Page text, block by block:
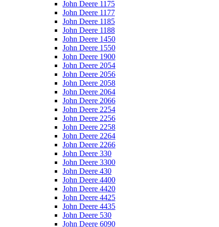
John Deere 1175
John Deere 1177
John Deere 1185
John Deere 1188
John Deere 1450
John Deere 1550
John Deere 1900
John Deere 2054
John Deere 2056
John Deere 2058
John Deere 2064
John Deere 2066
John Deere 2254
John Deere 2256
John Deere 2258
John Deere 2264
John Deere 2266
John Deere 330
John Deere 3300
John Deere 430
John Deere 4400
John Deere 4420
John Deere 4425
John Deere 4435
John Deere 530
John Deere 6090